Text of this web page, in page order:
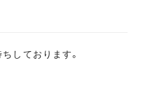
しております。